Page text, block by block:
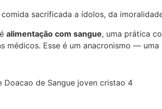
sacrificada a ídolos, da
alimentação com sangue, uma prática
médicos. Esse é um anacronismo —